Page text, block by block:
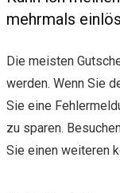
mehrmals
Die meisten
werden. Wenn Sie
Sie eine
zu sparen.
Sie einen weiteren